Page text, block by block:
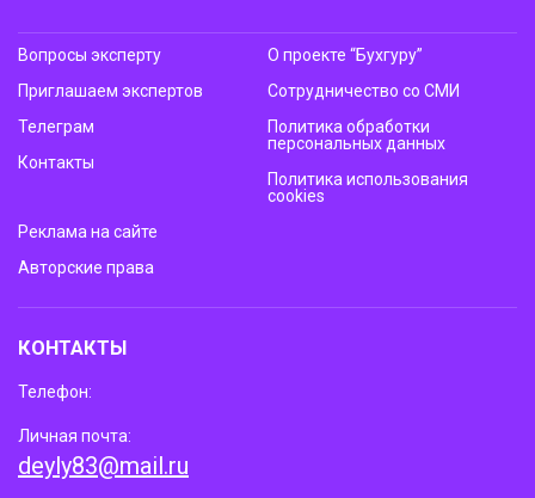
Вопросы эксперту
Приглашаем экспертов
Телеграм
Контакты
О проекте “Бухгуру”
Сотрудничество со СМИ
Политика обработки
персональных данных
Политика использования
cookies
Реклама на сайте
Авторские права
КОНТАКТЫ
Телефон:
Личная почта:
deyly83@mail.ru